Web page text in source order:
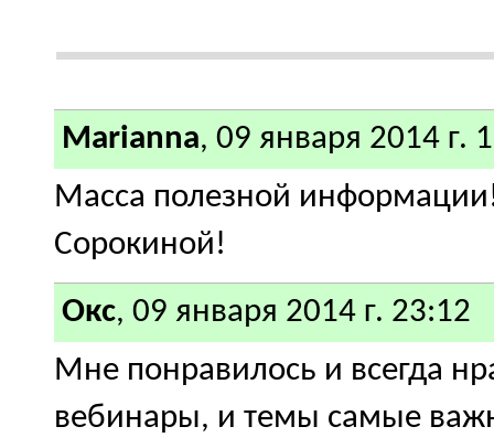
Marianna, 09 января 2014 г.
Масса полезной
Сорокиной!
Окс, 09 января 2014 г. 23:12
Мне понравилось и всегда
вебинары, и темы самые